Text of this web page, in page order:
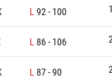
L 92 - 100
L 86- 106
L 87-90